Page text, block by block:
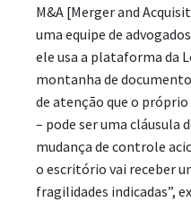
M&A [Merger and
uma equipe de
ele usa a plataforma da
montanha de
de atenção que o
– pode ser uma cláusula
mudança de controle
o escritório vai receber
fragilidades indicadas”,